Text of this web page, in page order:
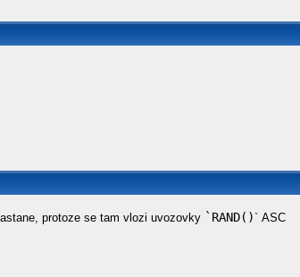
protoze se tam vlozi uvozovky `RAND()` ASC